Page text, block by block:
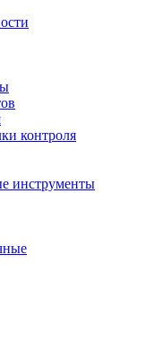
контроля
инструменты